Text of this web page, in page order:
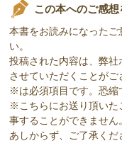
この本へのご感
本書をお読みになった
い。
投稿された内容は、弊
させていただくことがご
※は必須項目です。恐縮
※こちらにお送り頂いた
事することができません。
あしからず、ご了承くだ